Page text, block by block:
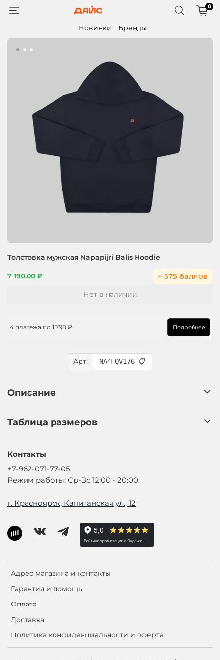
0
Новинки Бренды
Толстовка мужская Napapijri Balis Hoodie
7 190.00 ₽ + 575 баллов
Арт: NA4FQV176 📋
Нет в наличии
4 платежа по 1 798 ₽ Подробнее
Описание
Таблица размеров
Адрес магазина и контакты
Гарантия и помощь
Оплата
Доставка
Политика конфиденциальности и оферта
Контакты
+7-962-071-77-05
Режим работы: Ср-Вс 12:00 - 20:00
г. Красноярск, Капитанская ул., 12